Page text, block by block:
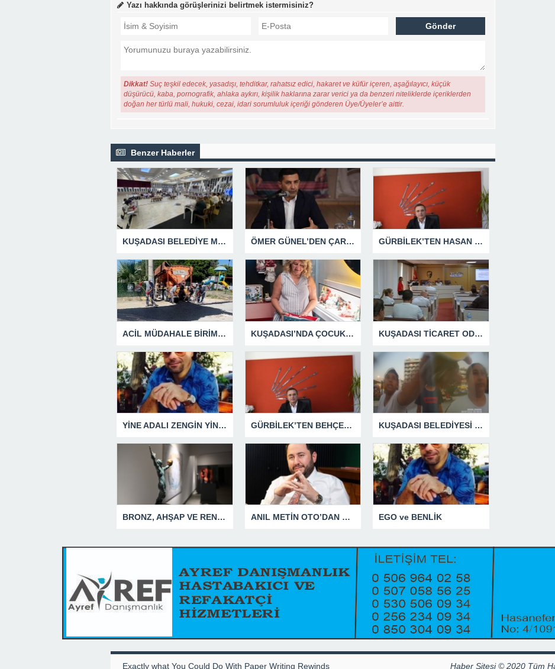
Yazı hakkında görüşlerinizi belirtmek istermisiniz?
Dikkat! Suç teşkil edecek, yasadışı, tehditkar, rahatsız edici, hakaret ve küfür içeren, aşağılayıcı, küçük
düşürücü, kaba, pornografik, ahlaka aykırı, kişilik haklarına zarar verici ya da benzeri niteliklerde içeriklerden
doğan her türlü mali, hukuki, cezai, idari sorumluluk içeriği gönderen Üye/Üyeler’e aittir.
Benzer Haberler
KUŞADASI BELEDİYE MECLİSİ’NDEN ÖNEMLİ KARARLAR ÖMER GÜNEL’DEN ÇARPICI AÇIKLAMALAR GÜRBİLEK’TEN HASAN SARGIN’A YANIT GECİKMEDİ
ACİL MÜDAHALE BİRİMİ HİZMETİNİ SÜRDÜRÜYOR KUŞADASI’NDA ÇOCUKLUĞUN HATIRALARI OYUNCAK MÜZESİNDE HAYAT BULACAK KUŞADASI TİCARET ODASI TEMMUZ MECLİSİNDE YEREL İŞLETMELERE ANLAMLI DESTEK
YİNE ADALI ZENGİN YİNE BEN DEDİ GÜRBİLEK’TEN BEHÇET ALP’E SERT YANIT KUŞADASI BELEDİYESİ ZABITA MEMURUNU DARBEDEN DİLENCİ 2 KADIN TUTUKLANDI
BRONZ, AHŞAP VE RENGİN ESTETİK UYUMU BU SERGİDE ANIL METİN OTO’DAN NET YANIT EGO ve BENLİK
Exactly what You Could Do With Paper Writing Rewinds Haber Sitesi © 2020 Tüm